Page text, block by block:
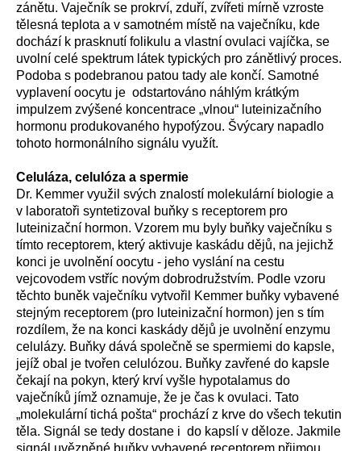
zánětu. Vaječník se prokrví, zduří, zvířeti mírně vzroste
tělesná teplota a v samotném místě na vaječníku, kde
dochází k prasknutí folikulu a vlastní ovulaci vajíčka, se
uvolní celé spektrum látek typických pro zánětlivý proces.
Podoba s podebranou patou tady ale končí. Samotné
vyplavení oocytu je odstartováno náhlým krátkým
impulzem zvýšené koncentrace „vlnou“ luteinizačního
hormonu produkovaného hypofýzou. Švýcary napadlo
tohoto hormonálního signálu využít.
Celuláza, celulóza a spermie
Dr. Kemmer využil svých znalostí molekulární biologie a
v laboratoři syntetizoval buňky s receptorem pro
luteinizační hormon. Vzorem mu byly buňky vaječníku s
tímto receptorem, který aktivuje kaskádu dějů, na jejichž
konci je uvolnění oocytu - jeho vyslání na cestu
vejcovodem vstříc novým dobrodružstvím. Podle vzoru
těchto buněk vaječníku vytvořil Kemmer buňky vybavené
stejným receptorem (pro luteinizační hormon) jen s tím
rozdílem, že na konci kaskády dějů je uvolnění enzymu
celulázy. Buňky dává společně se spermiemi do kapsle,
jejíž obal je tvořen celulózou. Buňky zavřené do kapsle
čekají na pokyn, který krví vyšle hypotalamus do
vaječníků jímž oznamuje, že je čas k ovulaci. Tato
„molekulární tichá pošta“ prochází z krve do všech tekutin
těla. Signál se tedy dostane i do kapslí v děloze. Jakmile
signál uvězněné buňky vybavené receptorem přijmou,